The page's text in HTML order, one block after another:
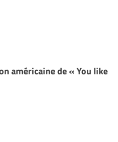
américaine de « You like